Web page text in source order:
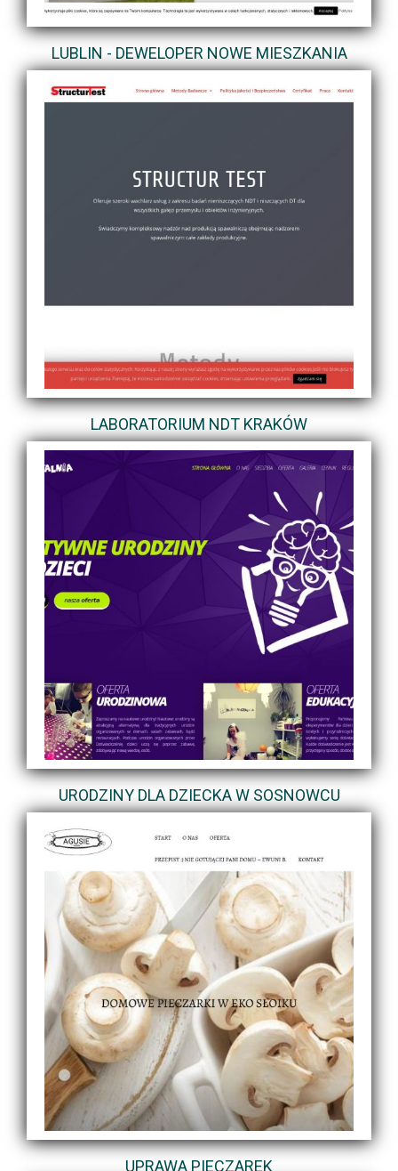
LUBLIN - DEWELOPER NOWE MIESZKANIA
LABORATORIUM NDT KRAKÓW
URODZINY DLA DZIECKA W SOSNOWCU
UPRAWA PIECZAREK